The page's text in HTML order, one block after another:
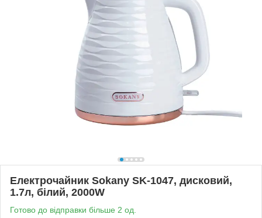
Електрочайник Sokany SK-1047, дисковий,
1.7л, білий, 2000W
Готово до відправки більше 2 од.